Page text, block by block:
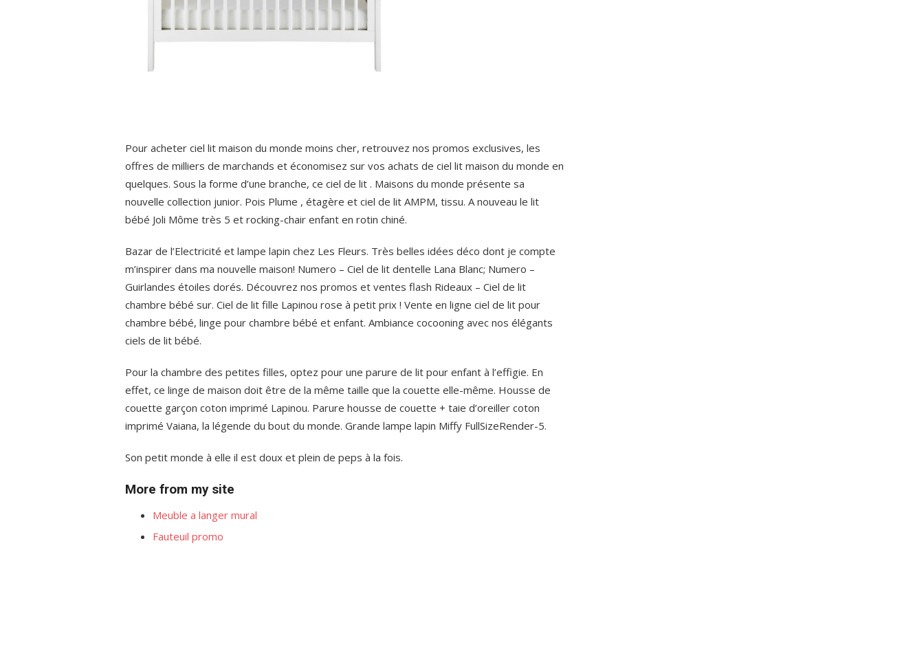
Pour acheter ciel lit maison du monde moins cher, retrouvez nos promos exclusives, les
offres de milliers de marchands et économisez sur vos achats de ciel lit maison du monde en
quelques. Sous la forme d’une branche, ce ciel de lit . Maisons du monde présente sa
nouvelle collection junior. Pois Plume , étagère et ciel de lit AMPM, tissu. A nouveau le lit
bébé Joli Môme très 5 et rocking-chair enfant en rotin chiné.
Bazar de l’Electricité et lampe lapin chez Les Fleurs. Très belles idées déco dont je compte
m’inspirer dans ma nouvelle maison! Numero – Ciel de lit dentelle Lana Blanc; Numero –
Guirlandes étoiles dorés. Découvrez nos promos et ventes flash Rideaux – Ciel de lit
chambre bébé sur. Ciel de lit fille Lapinou rose à petit prix ! Vente en ligne ciel de lit pour
chambre bébé, linge pour chambre bébé et enfant. Ambiance cocooning avec nos élégants
ciels de lit bébé.
Pour la chambre des petites filles, optez pour une parure de lit pour enfant à l’effigie. En
effet, ce linge de maison doit être de la même taille que la couette elle-même. Housse de
couette garçon coton imprimé Lapinou. Parure housse de couette + taie d’oreiller coton
imprimé Vaiana, la légende du bout du monde. Grande lampe lapin Miffy FullSizeRender-5.
Son petit monde à elle il est doux et plein de peps à la fois.
More from my site
Meuble a langer mural
Fauteuil promo